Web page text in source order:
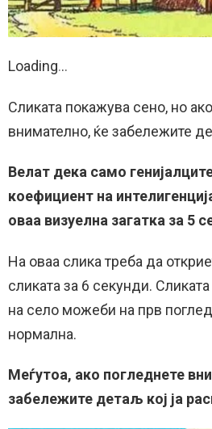
Loading...
Сликата покажува сено, но
внимателно, ќе забележите
Велат дека само
коефициент на
оваа визуелна загатка за 5
На оваа слика треба да
сликата за 6 секунди.
на село можеби на прв
нормална.
Меѓутоа, ако погледнете
забележите детаљ кој ја